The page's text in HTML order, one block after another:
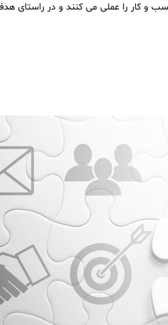
و کار را عملی می کنند و در راستای